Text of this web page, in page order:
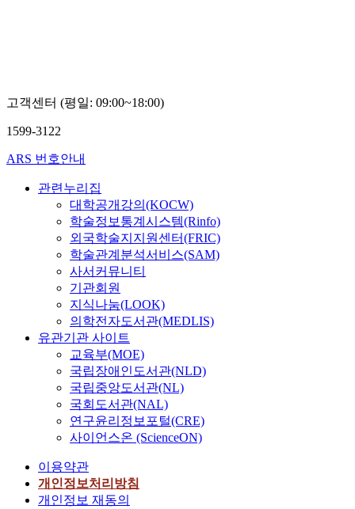
고객센터 (평일: 09:00~18:00)
1599-3122
ARS 번호안내
관련누리집
대학공개강의(KOCW)
학술정보통계시스템(Rinfo)
외국학술지지원센터(FRIC)
학술관계분석서비스(SAM)
사서커뮤니티
기관회원
지식나눔(LOOK)
의학전자도서관(MEDLIS)
유관기관 사이트
교육부(MOE)
국립장애인도서관(NLD)
국립중앙도서관(NL)
국회도서관(NAL)
연구윤리정보포털(CRE)
사이언스온 (ScienceON)
이용약관
개인정보처리방침
개인정보 재동의